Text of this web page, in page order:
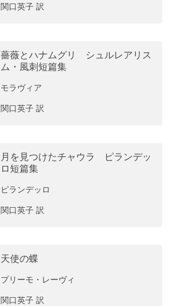
関口英子 訳
薔薇とハナムグリ シュルレアリス
ム・風刺短篇集
モラヴィア
関口英子 訳
月を見つけたチャウラ ピランデッ
ロ短篇集
ピランデッロ
関口英子 訳
天使の蝶
プリーモ・レーヴィ
関口英子 訳